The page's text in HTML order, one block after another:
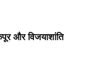
और विजयाशांति